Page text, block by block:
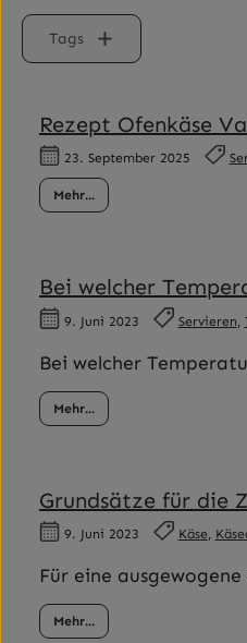
Tags
Rezept Ofenkäse
23. September 2025
Mehr...
Bei welcher
9. Juni 2023 Servieren
Bei welcher
Mehr...
Grundsätze für die
9. Juni 2023 Käse
Für eine
Mehr...